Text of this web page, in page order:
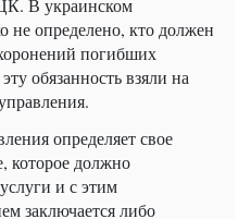
В украинском
не определено, кто должен
погибших
обязанность взяли на
определяет свое
которое должно
и с этим
заключается либо